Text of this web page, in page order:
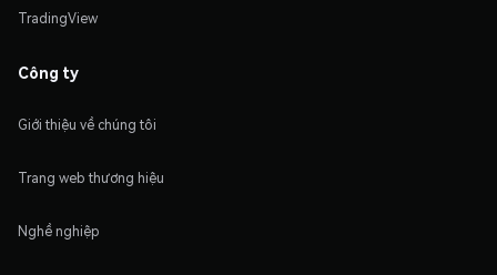
TradingView
Công ty
Giới thiệu về chúng tôi
Trang web thương hiệu
Nghề nghiệp